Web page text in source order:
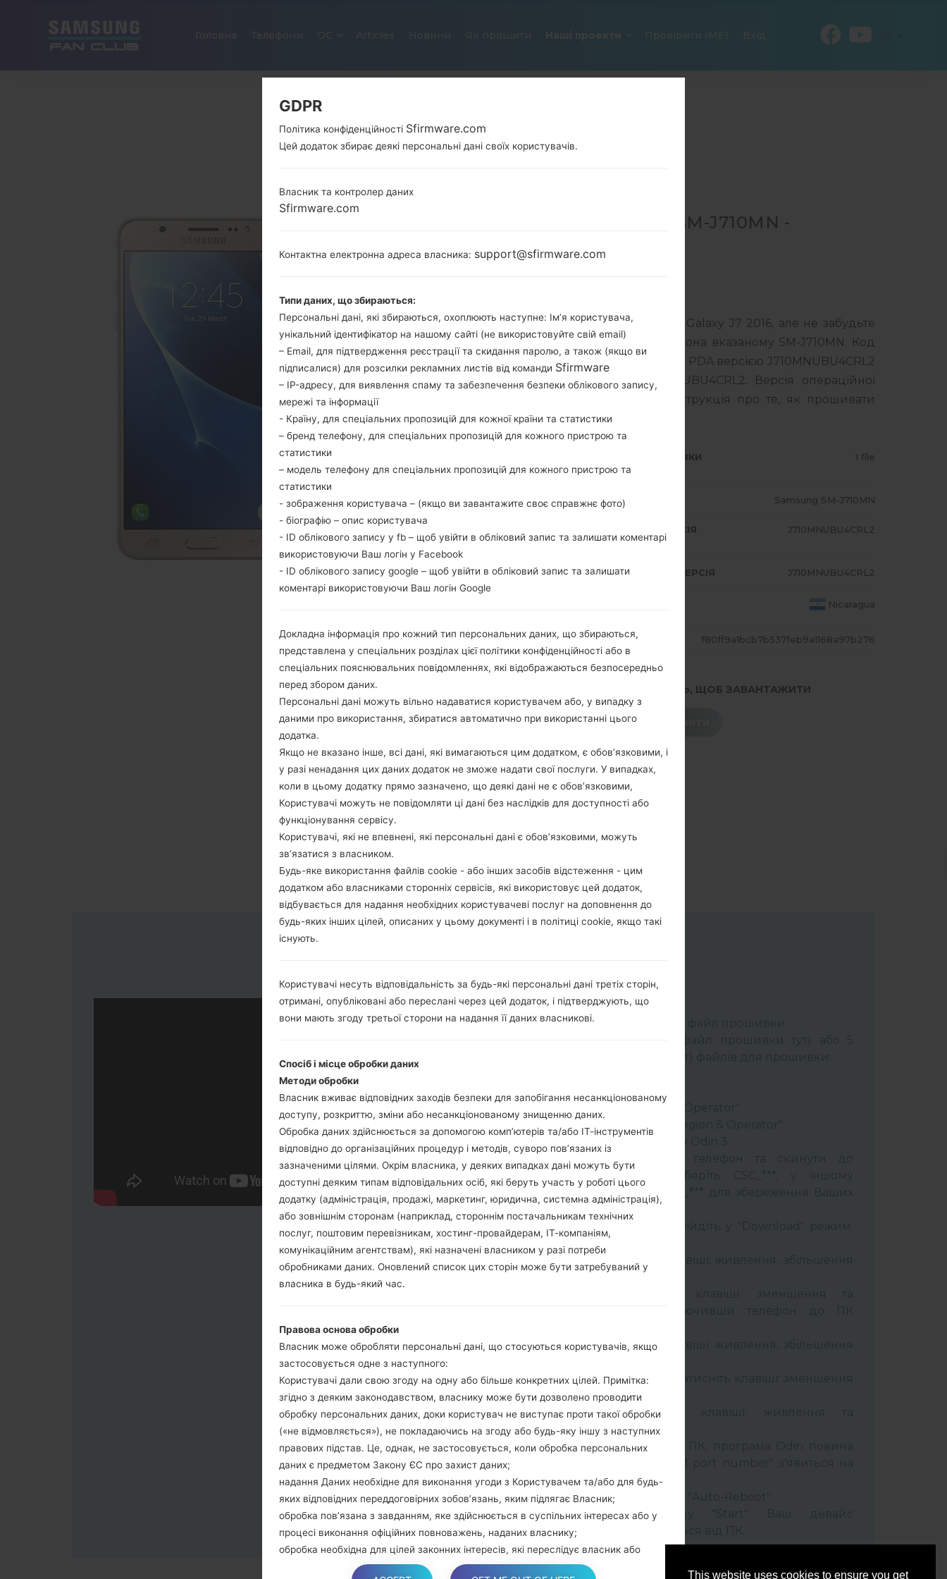
This website uses cookies to ensure you get
Новини Як прошити Наші проекти Провірити IMEI Вхід
ОФІЦІЙНА ПРОШИВКА #72845 ДЛЯ SM-J710MN -
SAMSUNGGALAXY J7 2016
J710MN_1_20190313112114_kyjbiv1t6t_fac.zip
Завантажте останнє оновлення прошивки для Samsung Galaxy J7 2016, але не забудьте
перевірити, чи відповідає номер моделі вашого смартфона вказаному SM-J710MN. Код
прошивки NBS для NICARAGUA. Продукт поставляється з PDA версією J710MNUBU4CRL2
версія CSC J710MNUWT4CRL1, MODEM версия J710MNUBU4CRL2. Версія операційної
системи даної прошивки Android Oreo 8.1.0. Повна інструкція про те, як прошивати
стокову прошивку на пристроях Samsungтут
jbiv1t6t_fac
ТИП ПРОШИВКИ 1 file
РОЗМІР ФАЙЛУ 2.11 GiB МОДЕЛЬ Samsung SM-J710MN
ОПЕРАЦІЙНА
СИСТЕМА
PDA/AP ВЕРСІЯ J710MNUBU4CRL2
CSC ВЕРСІЯ J710MNUWT4CRL1 MODEM/CP ВЕРСІЯ J710MNUBU4CRL2
Nicaragua
ОПИС Movistar ХЕШ f80ff9a1bcb7b537feb9a1168a97b276
1.ПЕРЕВІРТИ НАЯВНІСТЬ RECAPTCHA 2.НАТИСНІТЬ, ЩОБ ЗАВАНТАЖИТИ
ЗАВАНТАЖИТИ
Завантажте на свій ПК:Odin 3
Далі завантажте та розпакуйте файл прошивки.
CP: "Modem & Radio"
HOME_CSC_***: "Country & Region & Operator"
Додайте усі файли у програму Odin 3.
Якщо ви хочете прошити телефон та скинути до
заводських налаштувань оберіть CSC_***, у іншому
випадку виберіть HOME_CSC_*** для збереження Ваших
Тепер вимкніть пристрій і увійдіть у "Download" режим.
Усі методи як це зробити:
Натисніть та утримуйти клавіші: живлення, збільшення
Натисніть та утримуйти клавіші: живлення, збільшення
Підключіть USB кабель та натисніть клавіші: зменшення
звуку та Bixbi.
Натисніть та утримуйти клавіші: живлення та
збільшення гучності.
Далі підключить телефон до ПК, програма Odin повина
виявити Ваш девайс та "COM port number" з'явиться на
екрані.
Вказуйте лише "F.Reset" час та "Auto-Reboot".
В кінці натисніть кнопку "Start". Ваш девайс
перезагрузиться та відєднається від ПК.
GDPR
Політика конфіденційності Sfirmware.com
Цей додаток збирає деякі персональні дані своїх користувачів.
Власник та контролер даних
Sfirmware.com
Контактна електронна адреса власника: support@sfirmware.com
Типи даних, що збираються:
Персональні дані, які збираються, охоплюють наступне: Ім’я користувача,
унікальний ідентифікатор на нашому сайті (не використовуйте свій email)
– Email, для підтвердження реєстрації та скидання паролю, а також (якщо ви
підписалися) для розсилки рекламних листів від команди Sfirmware
– IP-адресу, для виявлення спаму та забезпечення безпеки облікового запису,
мережі та інформації
- Країну, для спеціальних пропозицій для кожної країни та статистики
– бренд телефону, для спеціальних пропозицій для кожного пристрою та
статистики
– модель телефону для спеціальних пропозицій для кожного пристрою та
статистики
- зображення користувача – (якщо ви завантажите своє справжнє фото)
- біографію – опис користувача
- ID облікового запису у fb – щоб увійти в обліковий запис та залишати коментарі
використовуючи Ваш логін у Facebook
- ID облікового запису google – щоб увійти в обліковий запис та залишати
коментарі використовуючи Ваш логін Google
Докладна інформація про кожний тип персональних даних, що збираються,
представлена у спеціальних розділах цієї політики конфіденційності або в
спеціальних пояснювальних повідомленнях, які відображаються безпосередньо
перед збором даних.
Персональні дані можуть вільно надаватися користувачем або, у випадку з
даними про використання, збиратися автоматично при використанні цього
додатка.
Якщо не вказано інше, всі дані, які вимагаються цим додатком, є обов’язковими, і
у разі ненадання цих даних додаток не зможе надати свої послуги. У випадках,
коли в цьому додатку прямо зазначено, що деякі дані не є обов’язковими,
Користувачі можуть не повідомляти ці дані без наслідків для доступності або
функціонування сервісу.
Користувачі, які не впевнені, які персональні дані є обов’язковими, можуть
зв’язатися з власником.
Будь-яке використання файлів cookie - або інших засобів відстеження - цим
додатком або власниками сторонніх сервісів, які використовує цей додаток,
відбувається для надання необхідних користувачеві послуг на доповнення до
будь-яких інших цілей, описаних у цьому документі і в політиці cookie, якщо такі
існують.
Користувачі несуть відповідальність за будь-які персональні дані третіх сторін,
отримані, опубліковані або переслані через цей додаток, і підтверджують, що
вони мають згоду третьої сторони на надання її даних власникові.
Спосіб і місце обробки даних
Методи обробки
Власник вживає відповідних заходів безпеки для запобігання несанкціонованому
доступу, розкриттю, зміни або несанкціонованому знищенню даних.
Обробка даних здійснюється за допомогою комп’ютерів та/або ІТ-інструментів
відповідно до організаційних процедур і методів, суворо пов’язаних із
зазначеними цілями. Окрім власника, у деяких випадках дані можуть бути
доступні деяким типам відповідальних осіб, які беруть участь у роботі цього
додатку (адміністрація, продажі, маркетинг, юридична, системна адміністрація),
або зовнішнім сторонам (наприклад, стороннім постачальникам технічних
послуг, поштовим перевізникам, хостинг-провайдерам, ІТ-компаніям,
комунікаційним агентствам), які назначені власником у разі потреби
обробниками даних. Оновлений список цих сторін може бути затребуваний у
власника в будь-який час.
Правова основа обробки
Власник може обробляти персональні дані, що стосуються користувачів, якщо
застосовується одне з наступного:
Користувачі дали свою згоду на одну або більше конкретних цілей. Примітка:
згідно з деяким законодавством, власнику може бути дозволено проводити
обробку персональних даних, доки користувач не виступає проти такої обробки
(«не відмовляється»), не покладаючись на згоду або будь-яку іншу з наступних
правових підстав. Це, однак, не застосовується, коли обробка персональних
даних є предметом Закону ЄС про захист даних;
надання Даних необхідне для виконання угоди з Користувачем та/або для будь-
яких відповідних переддоговірних зобов’язань, яким підлягає Власник;
обробка пов’язана з завданням, яке здійснюється в суспільних інтересах або у
процесі виконання офіційних повноважень, наданих власнику;
обробка необхідна для цілей законних інтересів, які переслідує власник або